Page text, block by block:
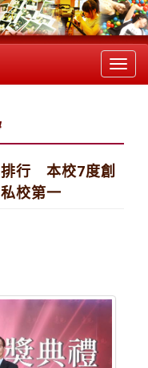
行 本校7度創
校第一